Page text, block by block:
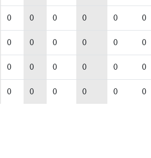
0 0 0 0 0 0
0 0 0 0 0 0
0 0 0 0 0 0
0 0 0 0 0 0